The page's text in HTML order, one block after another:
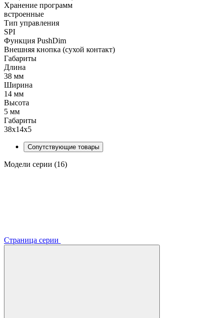
Хранение программ
встроенные
Тип управления
SPI
Функция PushDim
Внешняя кнопка (сухой контакт)
Габариты
Длина
38 мм
Ширина
14 мм
Высота
5 мм
Габариты
38x14x5
Сопутствующие товары
Модели серии (16)
Страница серии